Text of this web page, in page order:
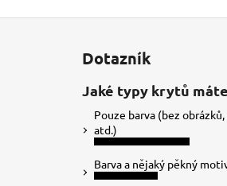
Dotazník
Jaké typy krytů
Pouze barva (bez
atd.)
Barva a nějaký pěkný